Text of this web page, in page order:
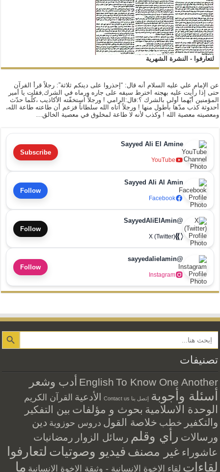
لتعارفوا - النشرة الشهرية
عن الإمام علي عليه السلام أنه قال: “إحذروا على دينكم ثلاثة”: رجلاً قرأ القرآن
حتى إذا رأيت عليه بهجته اخترط سيفه على جاره ورماه في الشرك,فقلت يا أمير
المؤمنين أيّهما أولى بالشرك ؟:قال:الرامي ! ورجلاً استخفّته الأكاذيب ،كلّما حدّث
أحدوثة كذب مدّها بأطول منها ! ورجلاً آتاه الله سلطاناً فزعم أن طاعته طاعة الله،
ومعصيته معصية الله ! وكذب لأنه لا طاعة لمخلوق في معصية الخالق…
Sayyed Ali El Amine
YouTube
Subscribe
Sayyed Ali Al Amin
Facebook
Follow
@SayyedAliElAmin
X (Twitter)
Follow
@sayyedalielamin
Instagram
Follow
Search Button
تصنيفات
English To Know One Another أدب وشعر
أسئلة وأجوبة إتصل بنا Contact us الأدعية القرآن الكريم
الوحدة الاسلامية بحوث و مؤلفات بين التفكير
والتكفير خطب خلاصة القول دروس حوزوية دين
ورسالات رأي وقلم رسائل الزوار رمضانيات
عاشوراء غير مصنف فيديو وصوتيات لتعارفوا
لقاءات لقاء الاخوة الانسانية - وثيقة الاخوة الانسانية ما